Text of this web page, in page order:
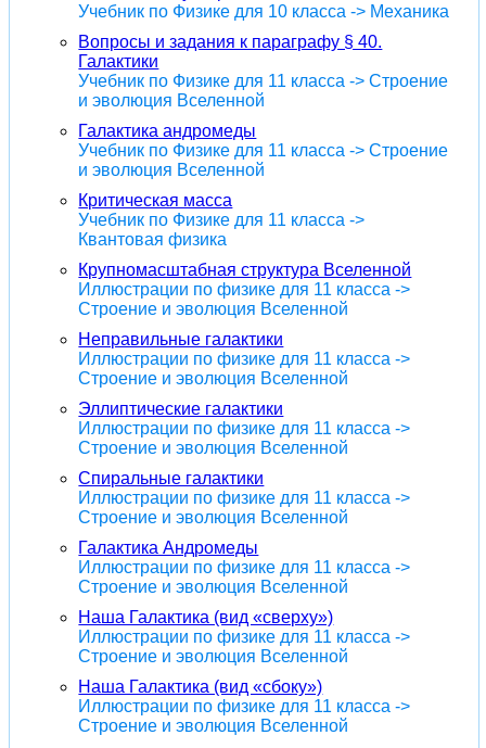
Учебник по Физике для 10 класса -> Механика
Вопросы и задания к параграфу § 40.
Галактики
Учебник по Физике для 11 класса -> Строение
и эволюция Вселенной
Галактика андромеды
Учебник по Физике для 11 класса -> Строение
и эволюция Вселенной
Критическая масса
Учебник по Физике для 11 класса ->
Квантовая физика
Крупномасштабная структура Вселенной
Иллюстрации по физике для 11 класса ->
Строение и эволюция Вселенной
Неправильные галактики
Иллюстрации по физике для 11 класса ->
Строение и эволюция Вселенной
Эллиптические галактики
Иллюстрации по физике для 11 класса ->
Строение и эволюция Вселенной
Спиральные галактики
Иллюстрации по физике для 11 класса ->
Строение и эволюция Вселенной
Галактика Андромеды
Иллюстрации по физике для 11 класса ->
Строение и эволюция Вселенной
Наша Галактика (вид «сверху»)
Иллюстрации по физике для 11 класса ->
Строение и эволюция Вселенной
Наша Галактика (вид «сбоку»)
Иллюстрации по физике для 11 класса ->
Строение и эволюция Вселенной